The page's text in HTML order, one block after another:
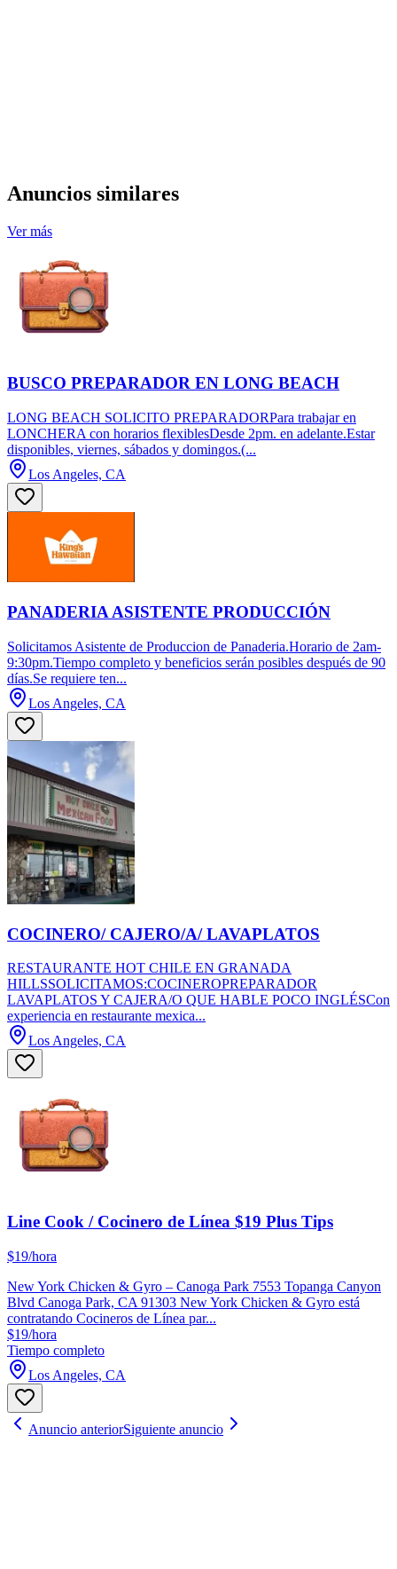
Anuncios similares
Ver más
BUSCO PREPARADOR EN LONG BEACH
LONG BEACH SOLICITO PREPARADORPara trabajar en
LONCHERA con horarios flexiblesDesde 2pm. en adelante.Estar
disponibles, viernes, sábados y domingos.(...
Los Angeles, CA
PANADERIA ASISTENTE PRODUCCIÓN
Solicitamos Asistente de Produccion de Panaderia.Horario de 2am-
9:30pm.Tiempo completo y beneficios serán posibles después de 90
días.Se requiere ten...
Los Angeles, CA
COCINERO/ CAJERO/A/ LAVAPLATOS
RESTAURANTE HOT CHILE EN GRANADA
HILLSSOLICITAMOS:COCINEROPREPARADOR
LAVAPLATOS Y CAJERA/O QUE HABLE POCO INGLÉSCon
experiencia en restaurante mexica...
Los Angeles, CA
Line Cook / Cocinero de Línea $19 Plus Tips
$19/hora
New York Chicken & Gyro – Canoga Park 7553 Topanga Canyon
Blvd Canoga Park, CA 91303 New York Chicken & Gyro está
contratando Cocineros de Línea par...
$19/hora
Tiempo completo
Los Angeles, CA
Anuncio anteriorSiguiente anuncio